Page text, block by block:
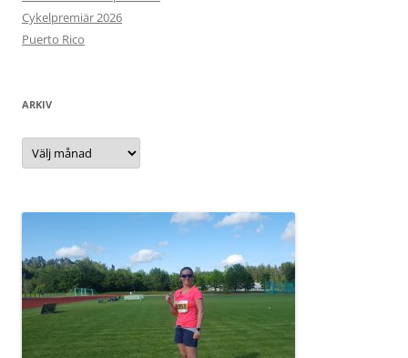
Cykelpremiär 2026
Puerto Rico
ARKIV
Arkiv